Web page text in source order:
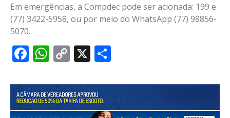
Em emergências, a Compdec pode ser acionada: 199 e
(77) 3422-5958, ou por meio do WhatsApp (77) 98856-
5070.
Facebook
WhatsApp
Copy
X